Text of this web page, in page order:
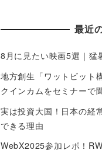
最近
8月に見たい映画5選｜猛
地方創生「ワットビット
クインカムをセミナーで
実は投資大国！日本の経
できる理由
WebX2025参加レポ！